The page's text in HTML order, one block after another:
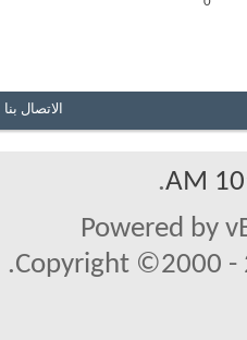
الاتصال بنا
.
Powered by
Copyright ©2000 -